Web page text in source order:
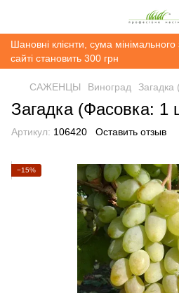
Шановні клієнти, сума
сайті становить 300 грн
САЖЕНЦЫ Виноград Загадка
Загадка (Фасовка: 1
Артикул: 106420 Оставить отзыв
−15%